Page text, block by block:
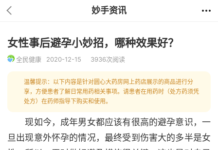
妙手资讯
女性事后避孕小妙招，哪种效果好？
全民健康 2020-12-15 3936次阅读
温馨提示：以下内容是针对圆心大药房网上药店展示的商品进行分
享，方便患者了解日常用药相关事项。请患者在用药时（处方药须凭
处方）在药师指导下购买和使用。
现如今，成年男女都应该有很高的避孕意识，一
旦出现意外怀孕的情况，最终受到伤害大的多半是女